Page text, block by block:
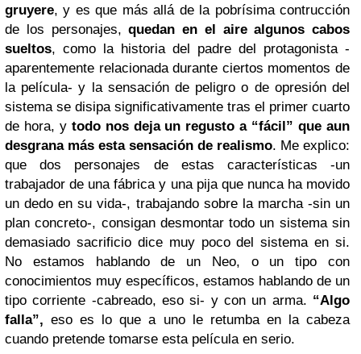
gruyere, y es que más allá de la pobrísima contrucción
de los personajes,quedan en el aire algunos cabos
sueltos, como la historia del padre del protagonista -
aparentemente relacionada durante ciertos momentos de
la película- y la sensación de peligro o de opresión del
sistema se disipa significativamente tras el primer cuarto
de hora, y todo nos deja un regusto a “fácil” que aun
desgrana más esta sensación de realismo. Me explico:
que dos personajes de estas características -un
trabajador de una fábrica y una pija que nunca ha movido
un dedo en su vida-, trabajando sobre la marcha -sin un
plan concreto-, consigan desmontar todo un sistema sin
demasiado sacrificio dice muy poco del sistema en si.
No estamos hablando de un Neo, o un tipo con
conocimientos muy específicos, estamos hablando de un
tipo corriente -cabreado, eso si- y con un arma. “Algo
falla”, eso es lo que a uno le retumba en la cabeza
cuando pretende tomarse esta película en serio.